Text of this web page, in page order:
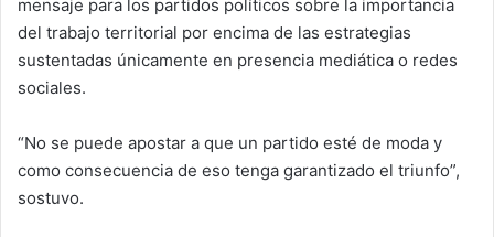
mensaje para los partidos políticos sobre la importancia
del trabajo territorial por encima de las estrategias
sustentadas únicamente en presencia mediática o redes
sociales.
“No se puede apostar a que un partido esté de moda y
como consecuencia de eso tenga garantizado el triunfo”,
sostuvo.